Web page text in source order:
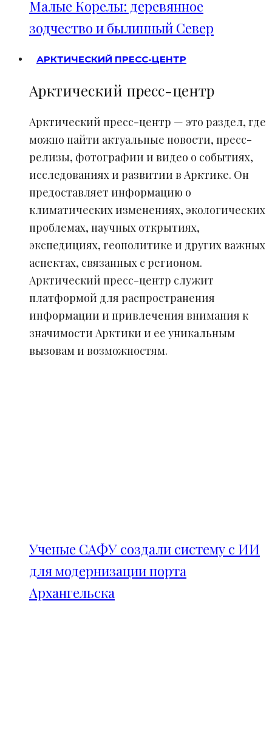
Малые Корелы: деревянное
зодчество и былинный Север
АРКТИЧЕСКИЙ ПРЕСС-ЦЕНТР
Арктический пресс-центр
Арктический пресс-центр — это раздел, где
можно найти актуальные новости, пресс-
релизы, фотографии и видео о событиях,
исследованиях и развитии в Арктике. Он
предоставляет информацию о
климатических изменениях, экологических
проблемах, научных открытиях,
экспедициях, геополитике и других важных
аспектах, связанных с регионом.
Арктический пресс-центр служит
платформой для распространения
информации и привлечения внимания к
значимости Арктики и ее уникальным
вызовам и возможностям.
Ученые САФУ создали систему с ИИ
для модернизации порта
Архангельска